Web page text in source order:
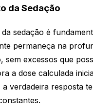
da Sedação
sedação é
permaneça na
sem excessos que
a dose calculada
verdadeira resposta